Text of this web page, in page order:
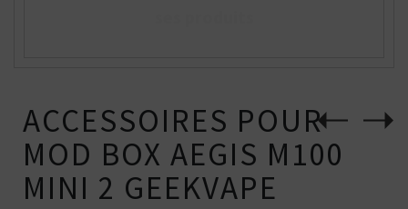
ACCESSOIRES POUR
MOD BOX AEGIS M100
MINI 2 GEEKVAPE